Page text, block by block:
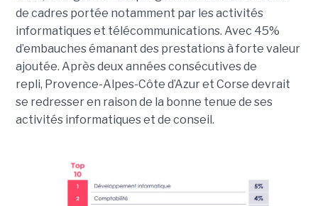
de cadres portée notamment par les activités
informatiques et télécommunications. Avec 45%
d’embauches émanant des prestations à forte valeur
ajoutée. Après deux années consécutives de
repli, Provence-Alpes-Côte d’Azur et Corse devrait
se redresser en raison de la bonne tenue de ses
activités informatiques et de conseil.